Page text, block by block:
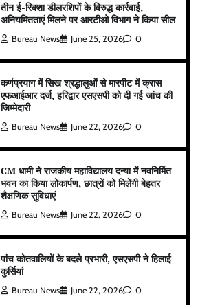
तीन ई-रिक्शा डीलरशिपों के विरुद्ध कार्रवाई,
अनियमितताएं मिलने पर आरटीओ विभाग ने किया सील
Bureau News June 25, 2026 0
कर्णप्रयाग में सिख श्रद्धालुओं से मारपीट में क्रास
एफआईआर दर्ज, हरिद्वार एसएसपी को दी गई जांच की
जिम्मेदारी
Bureau News June 22, 2026 0
CM धामी ने राजकीय महाविद्यालय दन्या में नवनिर्मित
भवन का किया लोकार्पण, छात्रों को मिलेंगी बेहतर
शैक्षणिक सुविधाएं
Bureau News June 22, 2026 0
पांच कोतवालियों के बदले प्रभारी, एसएसपी ने हिलाई
कुर्सियां
Bureau News June 22, 2026 0